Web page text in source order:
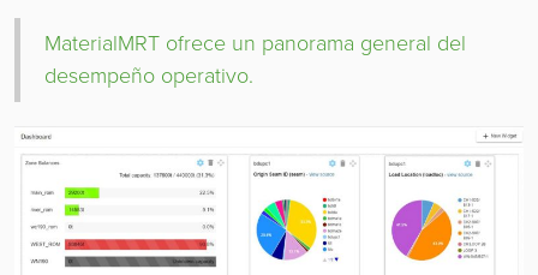
MaterialMRT ofrece un panorama general del
desempeño operativo.